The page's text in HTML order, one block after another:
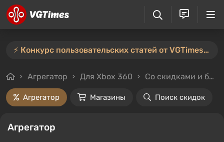
⚡️ Конкурс пользовательских статей от VGTimes продлён — участвуйте тут ⚡️
Агрегатор Для Xbox 360 Со скидками и без
Агрегатор Магазины Поиск скидок
Агрегатор